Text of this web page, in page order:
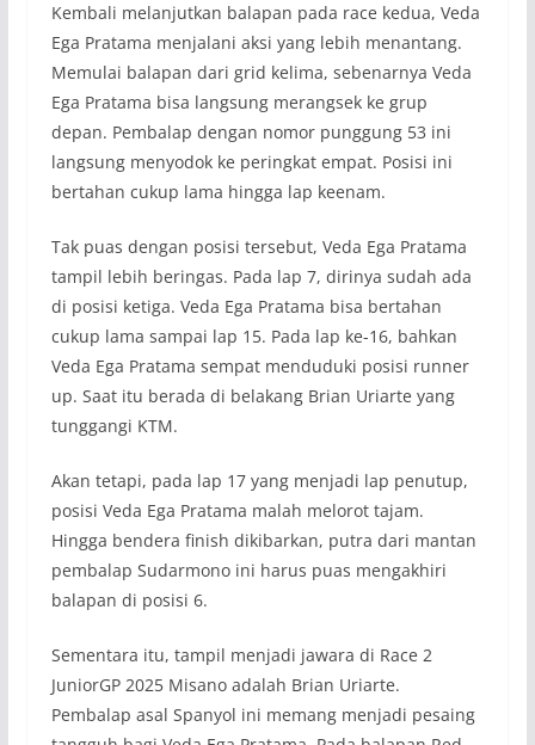
Kembali melanjutkan balapan pada race kedua, Veda
Ega Pratama menjalani aksi yang lebih menantang.
Memulai balapan dari grid kelima, sebenarnya Veda
Ega Pratama bisa langsung merangsek ke grup
depan. Pembalap dengan nomor punggung 53 ini
langsung menyodok ke peringkat empat. Posisi ini
bertahan cukup lama hingga lap keenam.
Tak puas dengan posisi tersebut, Veda Ega Pratama
tampil lebih beringas. Pada lap 7, dirinya sudah ada
di posisi ketiga. Veda Ega Pratama bisa bertahan
cukup lama sampai lap 15. Pada lap ke-16, bahkan
Veda Ega Pratama sempat menduduki posisi runner
up. Saat itu berada di belakang Brian Uriarte yang
tunggangi KTM.
Akan tetapi, pada lap 17 yang menjadi lap penutup,
posisi Veda Ega Pratama malah melorot tajam.
Hingga bendera finish dikibarkan, putra dari mantan
pembalap Sudarmono ini harus puas mengakhiri
balapan di posisi 6.
Sementara itu, tampil menjadi jawara di Race 2
JuniorGP 2025 Misano adalah Brian Uriarte.
Pembalap asal Spanyol ini memang menjadi pesaing